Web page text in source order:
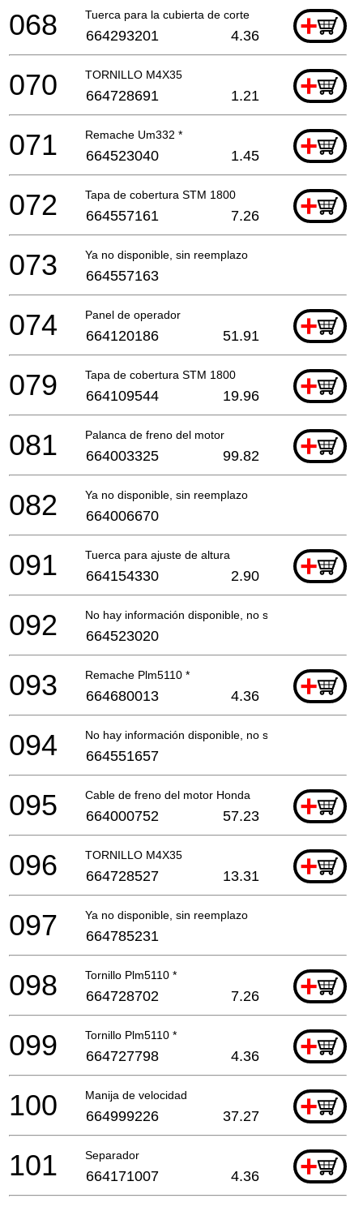
Tuerca para la cubierta de corte +
068 664293201 4.36
TORNILLO M4X35 +
070 664728691 1.21
Remache Um332 * +
071 664523040 1.45
Tapa de cobertura STM 1800 +
072 664557161 7.26
Ya no disponible, sin reemplazo
073 664557163
Panel de operador +
074 664120186 51.91
Tapa de cobertura STM 1800 +
079 664109544 19.96
Palanca de freno del motor +
081 664003325 99.82
Ya no disponible, sin reemplazo
082 664006670
Tuerca para ajuste de altura +
091 664154330 2.90
No hay información disponible, no se puede pedir
092 664523020
Remache Plm5110 * +
093 664680013 4.36
No hay información disponible, no se puede pedir
094 664551657
Cable de freno del motor Honda +
095 664000752 57.23
TORNILLO M4X35 +
096 664728527 13.31
Ya no disponible, sin reemplazo
097 664785231
Tornillo Plm5110 * +
098 664728702 7.26
Tornillo Plm5110 * +
099 664727798 4.36
Manija de velocidad +
100 664999226 37.27
Separador +
101 664171007 4.36